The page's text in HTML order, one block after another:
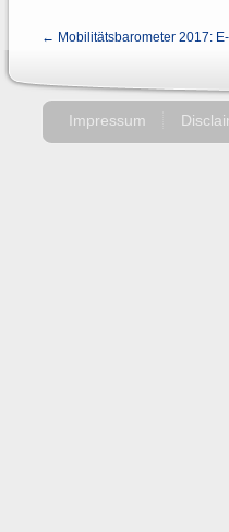
← Mobilitätsbarometer 2017:
Impressum